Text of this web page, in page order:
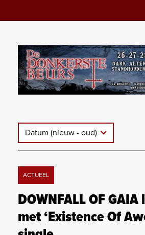
Datum (nieuw - oud)
ACTUEEL
DOWNFALL OF
met ‘Existence Of